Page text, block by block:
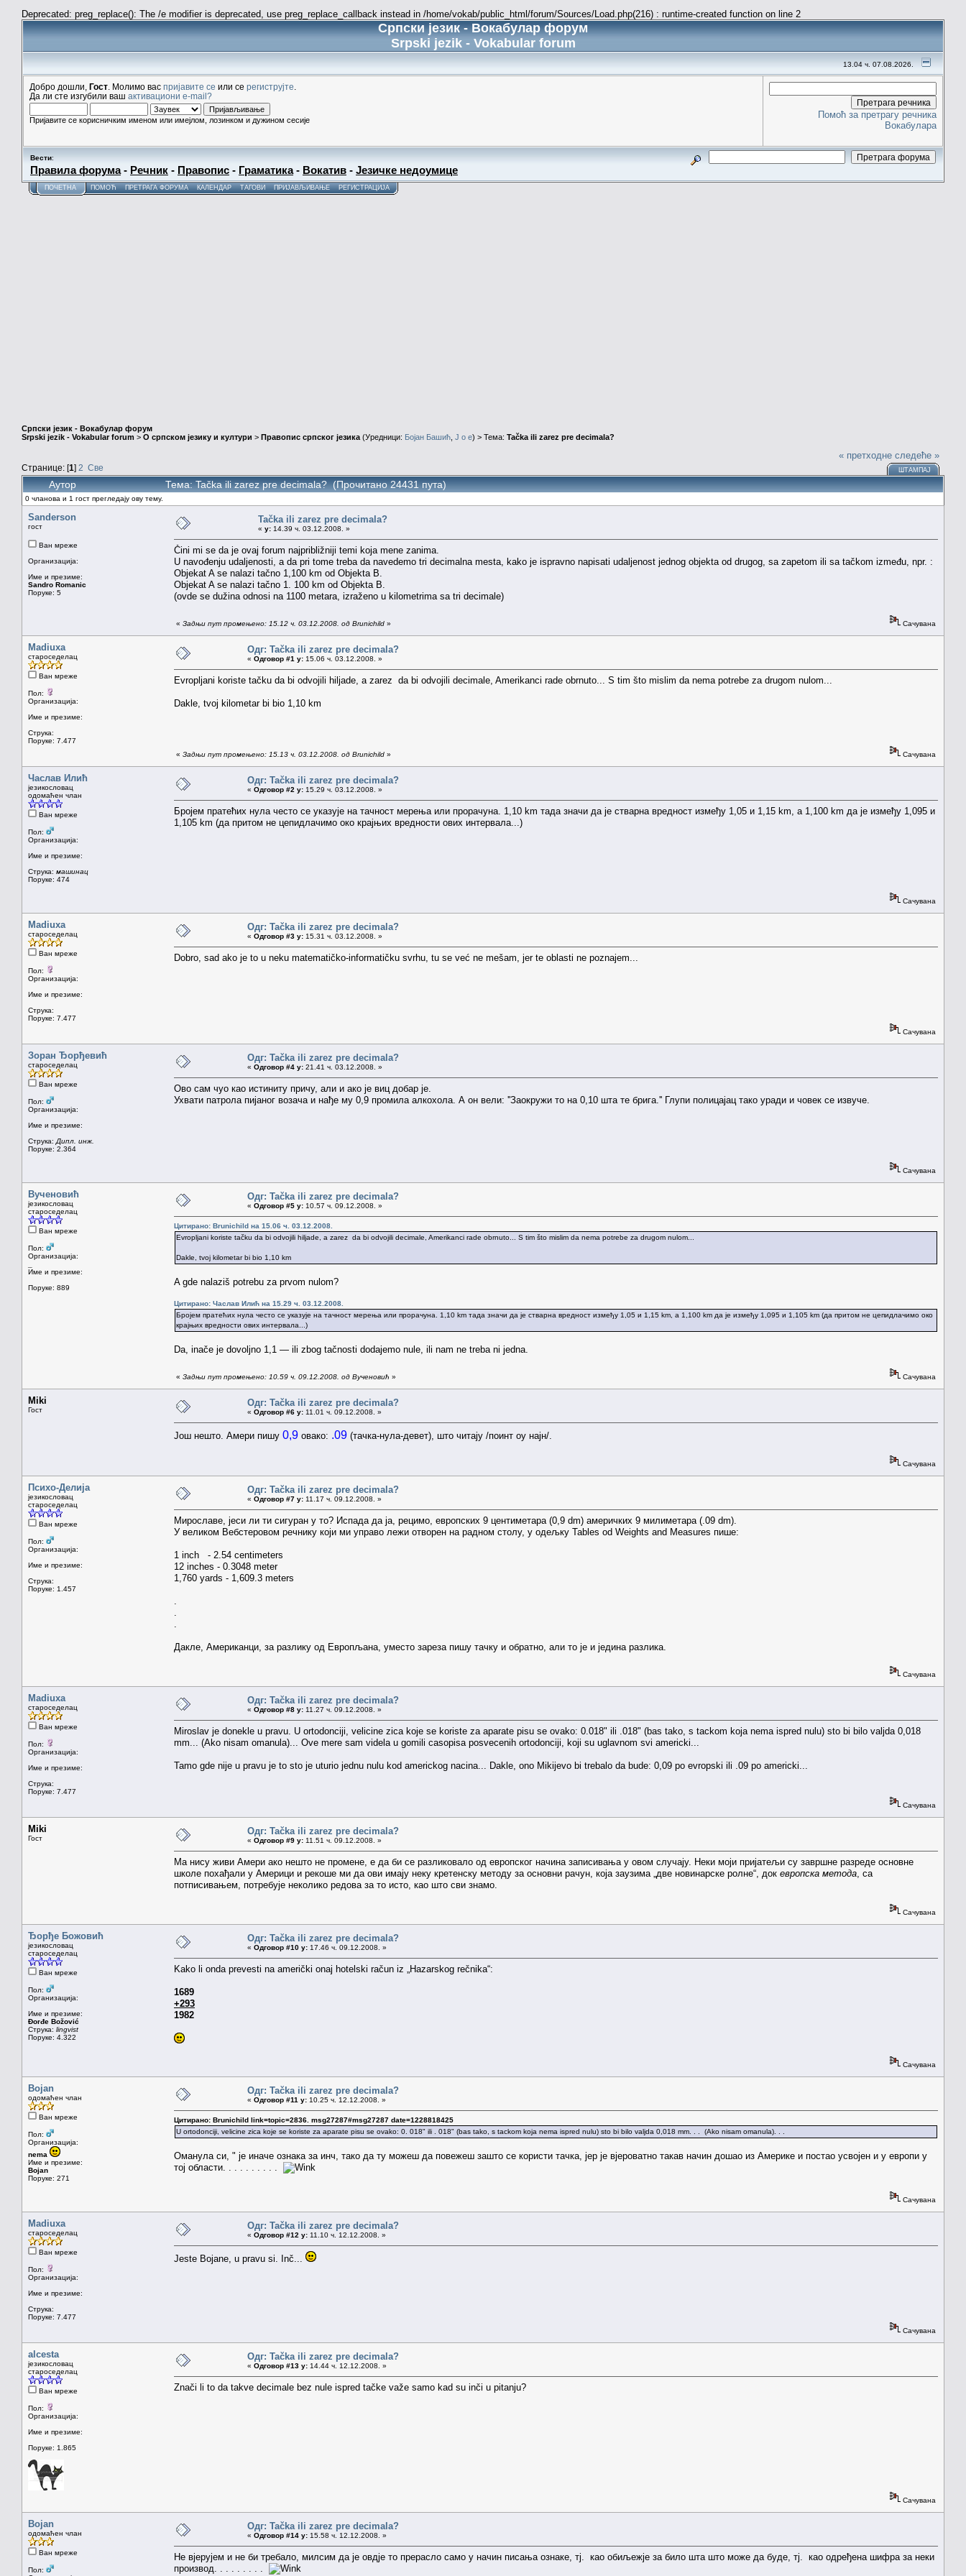
Deprecated: preg_replace(): The /e modifier is deprecated, use preg_replace_callback instead in /home/vokab/public_html/forum/Sources/Load.php(216) : runtime-created function on line 2
Српски језик - Вокабулар форум
Srpski jezik - Vokabular forum
13.04 ч. 07.08.2026.
Добро дошли, Гост . Молимо вас пријавите се или се региструјте
Да ли сте изгубили ваш активациони e-mail?
Пријавите се корисничким именом или имејлом, лозинком и дужином сесије
Помоћ за претрагу речника
Вокабулара
Вести:
Правила форума- Речник - Правопис - Граматика- Вокатив - Језичке недоумице
ПОЧЕТНА ПОМОЋ ПРЕТРАГА ФОРУМА КАЛЕНДАР ТАГОВИ ПРИЈАВЉИВАЊЕ РЕГИСТРАЦИЈА
Српски језик - Вокабулар форум
Srpski jezik - Vokabular forum > О српском језику и култури > Правопис српског језика (Уредници: Бојан Башић J o e) > Тема: Tačka ili zarez pre decimala?
Странице: [1] 2 Све
« претходне следеће »
ШТАМПАЈ
Аутор Тема: Tačka ili zarez pre decimala? (Прочитано 24431 пута)
0 чланова и 1 гост прегледају ову тему.
Sanderson
гост
Ван мреже
Организација:
Име и презиме:
Sandro Romanic
Поруке: 5
Tačka ili zarez pre decimala?
« у: 14.39 ч. 03.12.2008. »
Čini mi se da je ovaj forum najpribližniji temi koja mene zanima.
U navođenju udaljenosti, a da pri tome treba da navedemo tri decimalna mesta, kako je ispravno napisati udaljenost jednog objekta od drugog, sa zapetom ili sa tačkom između, npr. :
Objekat A se nalazi tačno 1,100 km od Objekta B.
Objekat A se nalazi tačno 1. 100 km od Objekta B.
(ovde se dužina odnosi na 1100 metara, izraženo u kilometrima sa tri decimale)
« Задњи пут промењено: 15.12 ч. 03.12.2008. од Brunichild » Сачувана
Madiuxa
староседелац
Ван мреже
Пол:
Организација:
Име и презиме:
Струка:
Поруке: 7.477
Одг: Tačka ili zarez pre decimala?
« Одговор #1 у: 15.06 ч. 03.12.2008. »
Evropljani koriste tačku da bi odvojili hiljade, a zarez da bi odvojili decimale, Amerikanci rade obrnuto... S tim što mislim da nema potrebe za drugom nulom...
Dakle, tvoj kilometar bi bio 1,10 km
« Задњи пут промењено: 15.13 ч. 03.12.2008. од Brunichild » Сачувана
Часлав Илић
језикословац
одомаћен члан
Ван мреже
Пол:
Организација:
Име и презиме:
Струка: машинац
Поруке: 474
Одг: Tačka ili zarez pre decimala?
« Одговор #2 у: 15.29 ч. 03.12.2008. »
Бројем пратећих нула често се указује на тачност мерења или прорачуна. 1,10 km тада значи да је стварна вредност између 1,05 и 1,15 km, а 1,100 km да је између 1,095 и
1,105 km (да притом не цепидлачимо око крајњих вредности ових интервала...)
Сачувана
Madiuxa
староседелац
Ван мреже
Пол:
Организација:
Име и презиме:
Струка:
Поруке: 7.477
Одг: Tačka ili zarez pre decimala?
« Одговор #3 у: 15.31 ч. 03.12.2008. »
Dobro, sad ako je to u neku matematičko-informatičku svrhu, tu se već ne mešam, jer te oblasti ne poznajem...
Сачувана
Зоран Ђорђевић
староседелац
Ван мреже
Пол:
Организација:
Име и презиме:
Струка: Дипл. инж.
Поруке: 2.364
Одг: Tačka ili zarez pre decimala?
« Одговор #4 у: 21.41 ч. 03.12.2008. »
Ово сам чуо као истиниту причу, али и ако је виц добар је.
Ухвати патрола пијаног возача и нађе му 0,9 промила алкохола. А он вели: ''Заокружи то на 0,10 шта те брига.'' Глупи полицајац тако уради и човек се извуче.
Сачувана
Вученовић
језикословац
староседелац
Ван мреже
Пол:
Организација:
Име и презиме:
Поруке: 889
Одг: Tačka ili zarez pre decimala?
« Одговор #5 у: 10.57 ч. 09.12.2008. »
Цитирано: Brunichild на 15.06 ч. 03.12.2008.
Evropljani koriste tačku da bi odvojili hiljade, a zarez da bi odvojili decimale, Amerikanci rade obrnuto... S tim što mislim da nema potrebe za drugom nulom...
Dakle, tvoj kilometar bi bio 1,10 km
A gde nalaziš potrebu za prvom nulom?
Цитирано: Часлав Илић на 15.29 ч. 03.12.2008.
Бројем пратећих нула често се указује на тачност мерења или прорачуна. 1,10 km тада значи да је стварна вредност између 1,05 и 1,15 km, а 1,100 km да је између 1,095 и 1,105 km (да притом не цепидлачимо око
крајњих вредности ових интервала...)
Da, inače je dovoljno 1,1 — ili zbog tačnosti dodajemo nule, ili nam ne treba ni jedna.
« Задњи пут промењено: 10.59 ч. 09.12.2008. од Вученовић » Сачувана
Miki
Гост
Одг: Tačka ili zarez pre decimala?
« Одговор #6 у: 11.01 ч. 09.12.2008. »
Још нешто. Амери пишу 0,9 овако: .09 (тачка-нула-девет), што читају /поинт оу најн/.
Сачувана
Психо-Делија
језикословац
староседелац
Ван мреже
Пол:
Организација:
Име и презиме:
Струка:
Поруке: 1.457
Одг: Tačka ili zarez pre decimala?
« Одговор #7 у: 11.17 ч. 09.12.2008. »
Мирославе, јеси ли ти сигуран у то? Испада да ја, рецимо, европских 9 центиметара (0,9 dm) америчких 9 милиметара (.09 dm).
У великом Вебстеровом речнику који ми управо лежи отворен на радном столу, у одељку Tables od Weights and Measures пише:
1 inch - 2.54 centimeters
12 inches - 0.3048 meter
1,760 yards - 1,609.3 meters
Дакле, Американци, за разлику од Европљана, уместо зареза пишу тачку и обратно, али то је и једина разлика.
Сачувана
Madiuxa
староседелац
Ван мреже
Пол:
Организација:
Име и презиме:
Струка:
Поруке: 7.477
Одг: Tačka ili zarez pre decimala?
« Одговор #8 у: 11.27 ч. 09.12.2008. »
Miroslav je donekle u pravu. U ortodonciji, velicine zica koje se koriste za aparate pisu se ovako: 0.018" ili .018" (bas tako, s tackom koja nema ispred nulu) sto bi bilo valjda 0,018
mm... (Ako nisam omanula)... Ove mere sam videla u gomili casopisa posvecenih ortodonciji, koji su uglavnom svi americki...
Tamo gde nije u pravu je to sto je uturio jednu nulu kod americkog nacina... Dakle, ono Mikijevo bi trebalo da bude: 0,09 po evropski ili .09 po americki...
Сачувана
Miki
Гост
Одг: Tačka ili zarez pre decimala?
« Одговор #9 у: 11.51 ч. 09.12.2008. »
Ма нису живи Амери ако нешто не промене, е да би се разликовало од европског начина записивања у овом случају. Неки моји пријатељи су завршне разреде основне
школе похађали у Америци и рекоше ми да ови имају неку кретенску методу за основни рачун, која заузима „две новинарске ролне“, док европска метода , са
потписивањем, потребује неколико редова за то исто, као што сви знамо.
Сачувана
Ђорђе Божовић
језикословац
староседелац
Ван мреже
Пол:
Организација:
Име и презиме:
Đorđe Božović
Струка: lingvist
Поруке: 4.322
Одг: Tačka ili zarez pre decimala?
« Одговор #10 у: 17.46 ч. 09.12.2008. »
Kako li onda prevesti na američki onaj hotelski račun iz „Hazarskog rečnika“:
1689
+293
1982
Сачувана
Bojan
одомаћен члан
Ван мреже
Пол:
Организација:
nema
Име и презиме:
Bojan
Поруке: 271
Одг: Tačka ili zarez pre decimala?
« Одговор #11 у: 10.25 ч. 12.12.2008. »
Цитирано: Brunichild link=topic=2836. msg27287#msg27287 date=1228818425
U ortodonciji, velicine zica koje se koriste za aparate pisu se ovako: 0. 018" ili . 018" (bas tako, s tackom koja nema ispred nulu) sto bi bilo valjda 0,018 mm. . . (Ako nisam omanula). . .
Оманула си, " је иначе ознака за инч, тако да ту можеш да повежеш зашто се користи тачка, јер је вјероватно такав начин дошао из Америке и постао усвојен и у европи у
тој области. . . . . . . . . .
Сачувана
Madiuxa
староседелац
Ван мреже
Пол:
Организација:
Име и презиме:
Струка:
Поруке: 7.477
Одг: Tačka ili zarez pre decimala?
« Одговор #12 у: 11.10 ч. 12.12.2008. »
Jeste Bojane, u pravu si. Inč...
Сачувана
alcesta
језикословац
староседелац
Ван мреже
Пол:
Организација:
Име и презиме:
Поруке: 1.865
Одг: Tačka ili zarez pre decimala?
« Одговор #13 у: 14.44 ч. 12.12.2008. »
Znači li to da takve decimale bez nule ispred tačke važe samo kad su inči u pitanju?
Сачувана
Bojan
одомаћен члан
Ван мреже
Пол:
Одг: Tačka ili zarez pre decimala?
« Одговор #14 у: 15.58 ч. 12.12.2008. »
Не вјерујем и не би требало, милсим да је овдје то прерасло само у начин писања ознаке, тј. као обиљежје за било шта што може да буде, тј. као одређена шифра за неки
производ. . . . . . . . .